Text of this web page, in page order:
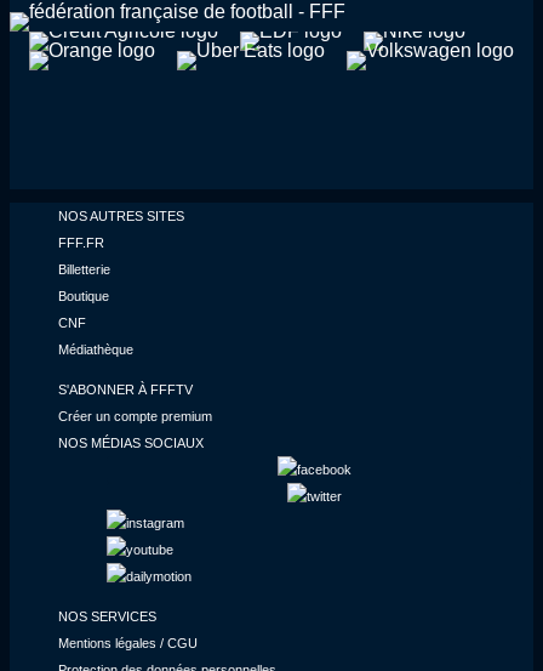
NOS AUTRES SITES
FFF.FR
Billetterie
Boutique
CNF
Médiathèque
S'ABONNER À FFFTV
Créer un compte premium
NOS MÉDIAS SOCIAUX
NOS SERVICES
Mentions légales / CGU